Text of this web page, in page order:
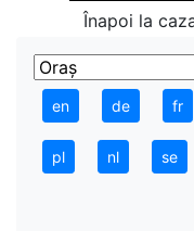
Înapoi la
en de fr
pl nl se